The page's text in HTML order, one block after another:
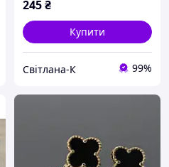
245₴
Купити
Свiтлана-К 99%